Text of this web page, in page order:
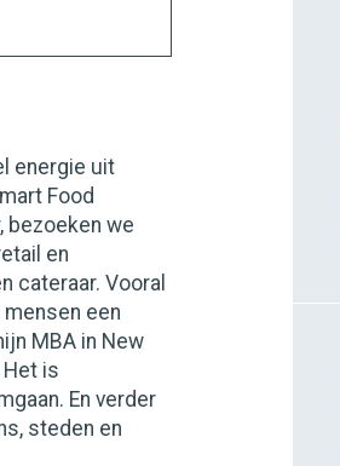
energie uit
Food
bezoeken we
en
cateraar. Vooral
een
MBA in New
is
En verder
steden en